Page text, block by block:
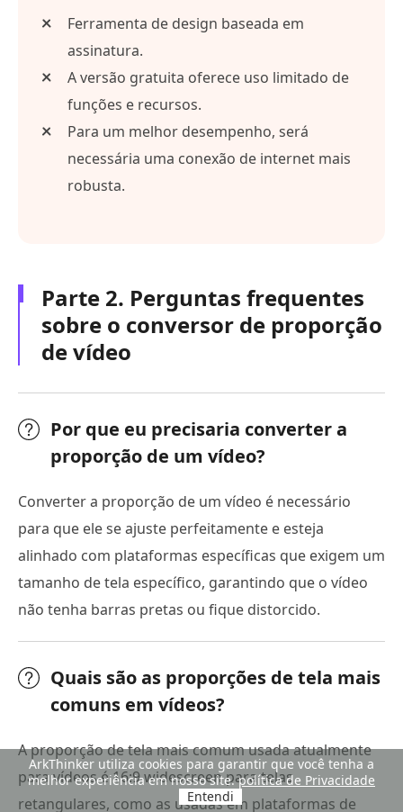
Ferramenta de design baseada em
assinatura.
A versão gratuita oferece uso limitado de
funções e recursos.
Para um melhor desempenho, será
necessária uma conexão de internet mais
robusta.
Parte 2. Perguntas frequentes
sobre o conversor de proporção
de vídeo
Por que eu precisaria converter a
proporção de um vídeo?
Converter a proporção de um vídeo é necessário
para que ele se ajuste perfeitamente e esteja
alinhado com plataformas específicas que exigem um
tamanho de tela específico, garantindo que o vídeo
não tenha barras pretas ou fique distorcido.
Quais são as proporções de tela mais
comuns em vídeos?
A proporção de tela mais comum usada atualmente
para vídeos é 16:9 widescreen para telas
retangulares, como as usadas em plataformas de
ArkThinker utiliza cookies para garantir que você tenha a
melhor experiência em nosso site.política de Privacidade
Entendi